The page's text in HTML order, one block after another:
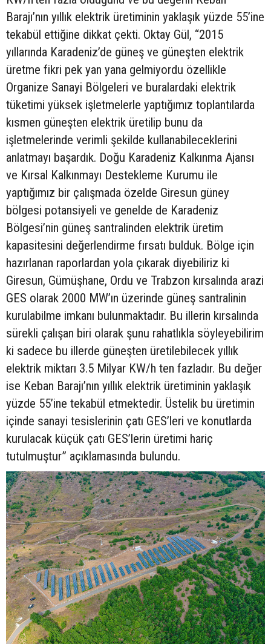
Barajı’nın yıllık elektrik üretiminin yaklaşık yüzde 55’ine
tekabül ettiğine dikkat çekti. Oktay Gül, “2015
yıllarında Karadeniz’de güneş ve güneşten elektrik
üretme fikri pek yan yana gelmiyordu özellikle
Organize Sanayi Bölgeleri ve buralardaki elektrik
tüketimi yüksek işletmelerle yaptığımız toplantılarda
kısmen güneşten elektrik üretilip bunu da
işletmelerinde verimli şekilde kullanabileceklerini
anlatmayı başardık. Doğu Karadeniz Kalkınma Ajansı
ve Kırsal Kalkınmayı Destekleme Kurumu ile
yaptığımız bir çalışmada özelde Giresun güney
bölgesi potansiyeli ve genelde de Karadeniz
Bölgesi’nin güneş santralinden elektrik üretim
kapasitesini değerlendirme fırsatı bulduk. Bölge için
hazırlanan raporlardan yola çıkarak diyebiliriz ki
Giresun, Gümüşhane, Ordu ve Trabzon kırsalında arazi
GES olarak 2000 MW’ın üzerinde güneş santralinin
kurulabilme imkanı bulunmaktadır. Bu illerin kırsalında
sürekli çalışan biri olarak şunu rahatlıkla söyleyebilirim
ki sadece bu illerde güneşten üretilebilecek yıllık
elektrik miktarı 3.5 Milyar KW/h ten fazladır. Bu değer
ise Keban Barajı’nın yıllık elektrik üretiminin yaklaşık
yüzde 55’ine tekabül etmektedir. Üstelik bu üretimin
içinde sanayi tesislerinin çatı GES’leri ve konutlarda
kurulacak küçük çatı GES’lerin üretimi hariç
tutulmuştur” açıklamasında bulundu.